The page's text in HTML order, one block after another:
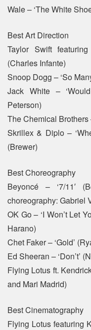
Wale – ‘The White
Best Art Direction
Taylor Swift
(Charles Infante)
Snoop Dogg – ‘So
Jack White –
Peterson)
The Chemical Brothers
Skrillex & Diplo –
(Brewer)
Best Choreography
Beyoncé – ‘7/11′
choreography: Gabriel
OK Go – ‘I Won’t Let
Harano)
Chet Faker – ‘Gold’
Ed Sheeran – ‘Don’t’
Flying Lotus ft.
and Mari Madrid)
Best Cinematography
Flying Lotus featuring